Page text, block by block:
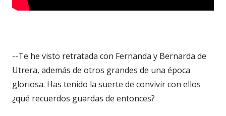
--Te he visto retratada con Fernanda y Bernarda de
Utrera, además de otros grandes de una época
gloriosa. Has tenido la suerte de convivir con ellos
¿qué recuerdos guardas de entonces?